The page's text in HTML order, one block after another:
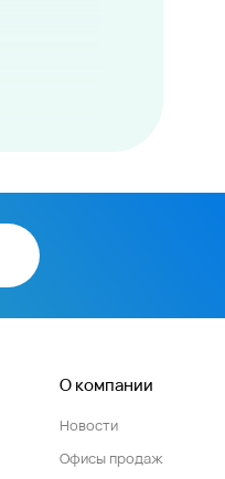
О компании
Новости
Офисы продаж